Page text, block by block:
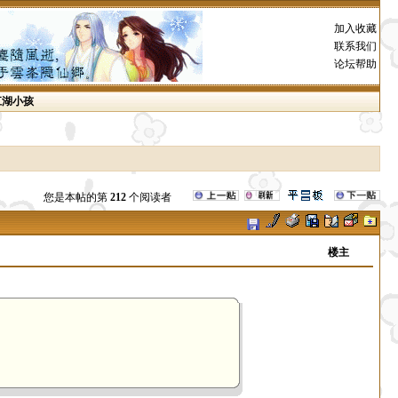
加入收藏
联系我们
论坛帮助
小孩
您是本帖的第 212个阅读者
楼主